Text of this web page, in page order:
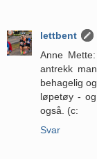
lettbent
Anne
antrekk
behagelig
løpetøy -
også. (c:
Svar